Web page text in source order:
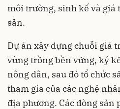
môi trường, sinh kế và giá
sản.
Dự án xây dựng chuỗi giá
vùng trồng bền vững, ký
nông dân, sau đó tổ chức
tham gia của các nghệ
địa phương. Các dòng sản